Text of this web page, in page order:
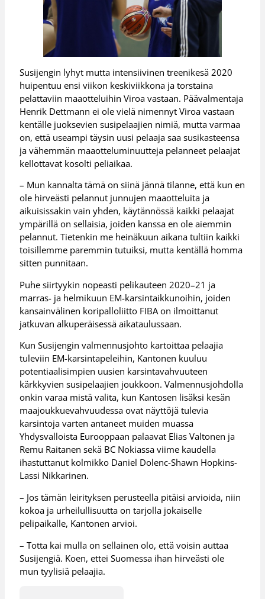
Susijengin lyhyt mutta intensiivinen treenikesä 2020
huipentuu ensi viikon keskiviikkona ja torstaina
pelattaviin maaotteluihin Viroa vastaan. Päävalmentaja
Henrik Dettmann ei ole vielä nimennyt Viroa vastaan
kentälle juoksevien susipelaajien nimiä, mutta varmaa
on, että useampi täysin uusi pelaaja saa susikasteensa
ja vähemmän maaotteluminuutteja pelanneet pelaajat
kellottavat kosolti peliaikaa.
– Mun kannalta tämä on siinä jännä tilanne, että kun en
ole hirveästi pelannut junnujen maaotteluita ja
aikuisissakin vain yhden, käytännössä kaikki pelaajat
ympärillä on sellaisia, joiden kanssa en ole aiemmin
pelannut. Tietenkin me heinäkuun aikana tultiin kaikki
toisillemme paremmin tutuiksi, mutta kentällä homma
sitten punnitaan.
Puhe siirtyykin nopeasti pelikauteen 2020–21 ja
marras- ja helmikuun EM-karsintaikkunoihin, joiden
kansainvälinen koripalloliitto FIBA on ilmoittanut
jatkuvan alkuperäisessä aikataulussaan.
Kun Susijengin valmennusjohto kartoittaa pelaajia
tuleviin EM-karsintapeleihin, Kantonen kuuluu
potentiaalisimpien uusien karsintavahvuuteen
kärkkyvien susipelaajien joukkoon. Valmennusjohdolla
onkin varaa mistä valita, kun Kantosen lisäksi kesän
maajoukkuevahvuudessa ovat näyttöjä tulevia
karsintoja varten antaneet muiden muassa
Yhdysvalloista Eurooppaan palaavat Elias Valtonen ja
Remu Raitanen sekä BC Nokiassa viime kaudella
ihastuttanut kolmikko Daniel Dolenc-Shawn Hopkins-
Lassi Nikkarinen.
– Jos tämän leirityksen perusteella pitäisi arvioida, niin
kokoa ja urheilullisuutta on tarjolla jokaiselle
pelipaikalle, Kantonen arvioi.
– Totta kai mulla on sellainen olo, että voisin auttaa
Susijengiä. Koen, ettei Suomessa ihan hirveästi ole
mun tyylisiä pelaajia.